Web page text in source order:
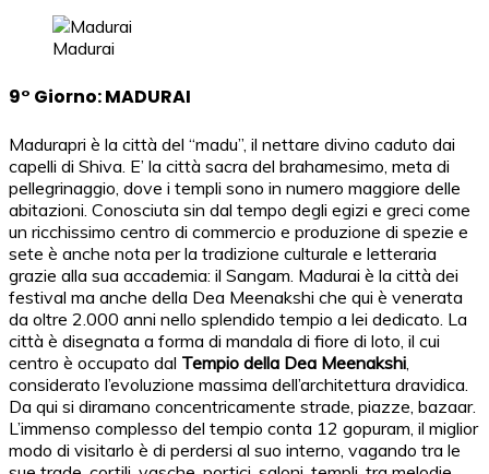
Madurai
9° Giorno: MADURAI
Madurapri è la città del “madu”, il nettare divino caduto dai
capelli di Shiva. E’ la città sacra del brahamesimo, meta di
pellegrinaggio, dove i templi sono in numero maggiore delle
abitazioni. Conosciuta sin dal tempo degli egizi e greci come
un ricchissimo centro di commercio e produzione di spezie e
sete è anche nota per la tradizione culturale e letteraria
grazie alla sua accademia: il Sangam. Madurai è la città dei
festival ma anche della Dea Meenakshi che qui è venerata
da oltre 2.000 anni nello splendido tempio a lei dedicato. La
città è disegnata a forma di mandala di fiore di loto, il cui
centro è occupato dal Tempio della Dea Meenakshi
considerato l’evoluzione massima dell’architettura dravidica.
Da qui si diramano concentricamente strade, piazze, bazaar.
L’immenso complesso del tempio conta 12 gopuram, il miglior
modo di visitarlo è di perdersi al suo interno, vagando tra le